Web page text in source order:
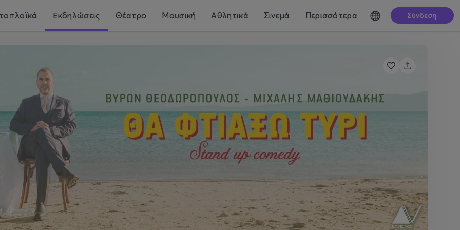
Εκδηλώσεις Θέατρο Μουσική Αθλητικά Σινεμά Περισσότερα Σύνδεση